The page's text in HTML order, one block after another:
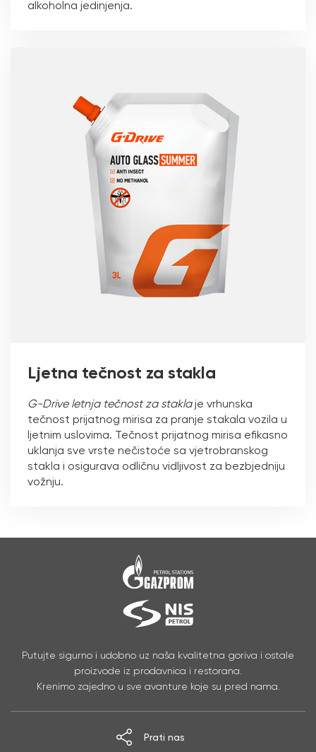
alkoholna jedinjenja.
Ljetna tečnost za stakla
G-Drive letnja tečnost za staklaje vrhunska
tečnost prijatnog mirisa za pranje stakala vozila u
ljetnim uslovima. Tečnost prijatnog mirisa efikasno
uklanja sve vrste nečistoće sa vjetrobranskog
stakla i osigurava odličnu vidljivost za bezbjedniju
vožnju.
Putujte sigurno i udobno uz naša kvalitetna goriva i ostale
proizvode iz prodavnica i restorana.
Krenimo zajedno u sve avanture koje su pred nama.
Prati nas